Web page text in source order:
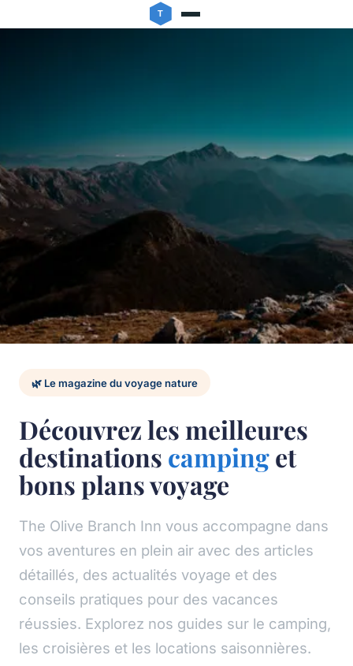
🌿 Le magazine du voyage nature
Découvrez les meilleures
destinations campinget
bons plans voyage
The Olive Branch Inn vous accompagne dans
vos aventures en plein air avec des articles
détaillés, des actualités voyage et des
conseils pratiques pour des vacances
réussies. Explorez nos guides sur le camping,
les croisières et les locations saisonnières.